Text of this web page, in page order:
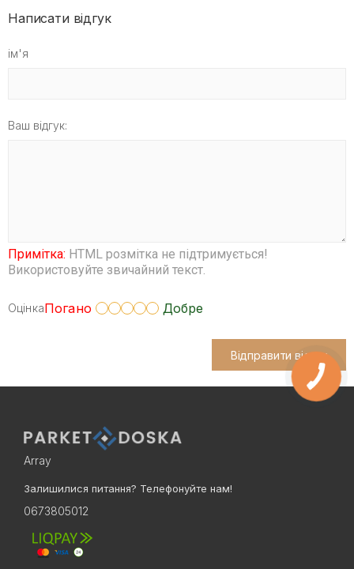
Написати відгук
ім'я
Ваш відгук:
Примітка: HTML розмітка не підтримується!
Використовуйте звичайний текст.
ОцінкаПогано Добре
Відправити відгук
Array
Залишилися питання? Телефонуйте нам!
0673805012